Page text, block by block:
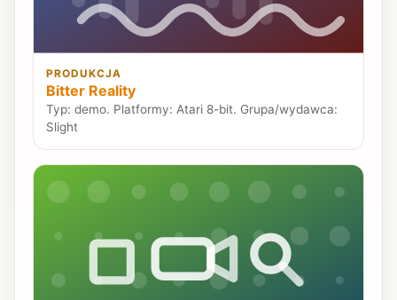
PRODUKCJA
Bitter Reality
Typ: demo. Platformy: Atari 8-bit. Grupa/wydawca:
Slight